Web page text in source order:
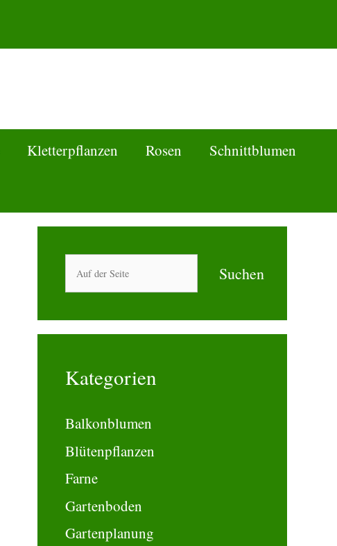
Kletterpflanzen Rosen Schnittblumen
Suchen
Kategorien
Balkonblumen
Blütenpflanzen
Farne
Gartenboden
Gartenplanung